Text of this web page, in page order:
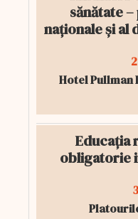
sănătate
naționale și al
Hotel Pullman
Educația
obligatorie